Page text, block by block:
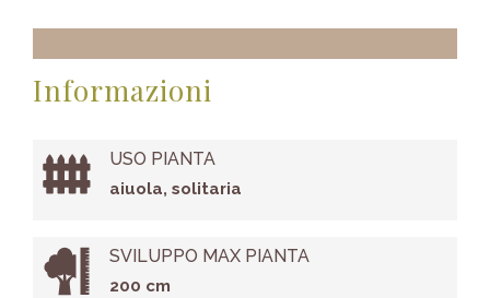
Informazioni
USO PIANTA
aiuola, solitaria
SVILUPPO MAX PIANTA
200 cm